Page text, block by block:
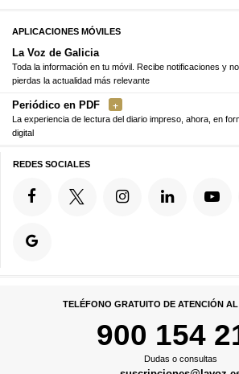
APLICACIONES MÓVILES
La Voz de Galicia
Toda la información en tu móvil. Recibe notificaciones y
pierdas la actualidad más relevante
Periódico en PDF
La experiencia de lectura del diario impreso, ahora, en
digital
REDES SOCIALES
TELÉFONO GRATUITO DE ATENCIÓN
900 154
Dudas o consultas